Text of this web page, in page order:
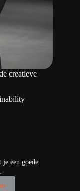
een goede
creatieve
VOLGENDE